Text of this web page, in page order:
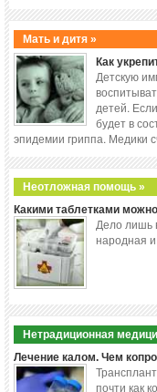
Мать и дитя »
Как
Детскую
детей.
будет в
эпидемии гриппа. Медики
Неотложная помощь »
Какими таблетками
Дело лишь
народная
Нетрадиционная
Лечение калом. Чем
почти как